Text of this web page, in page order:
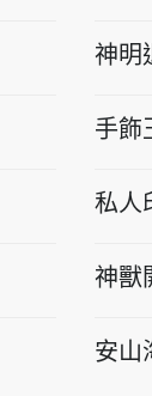
神明
手飾
私人
神獸
安山